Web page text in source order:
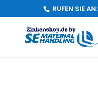
RUFEN SIE AN: